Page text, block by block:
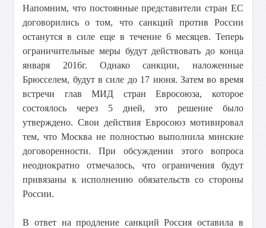
Напомним, что постоянные представители стран ЕС
договорились о том, что санкций против России
останутся в силе еще в течение 6 месяцев. Теперь
ограничительные меры будут действовать до конца
января 2016г. Однако санкции, наложенные
Брюсселем, будут в силе до 17 июня. Затем во время
встречи глав МИД стран Евросоюза, которое
состоялось через 5 дней, это решение было
утверждено. Свои действия Евросоюз мотивировал
тем, что Москва не полностью выполнила минские
договоренности. При обсуждении этого вопроса
неоднократно отмечалось, что ограничения будут
привязаны к исполнению обязательств со стороны
России.
В ответ на продление санкций Россия оставила в